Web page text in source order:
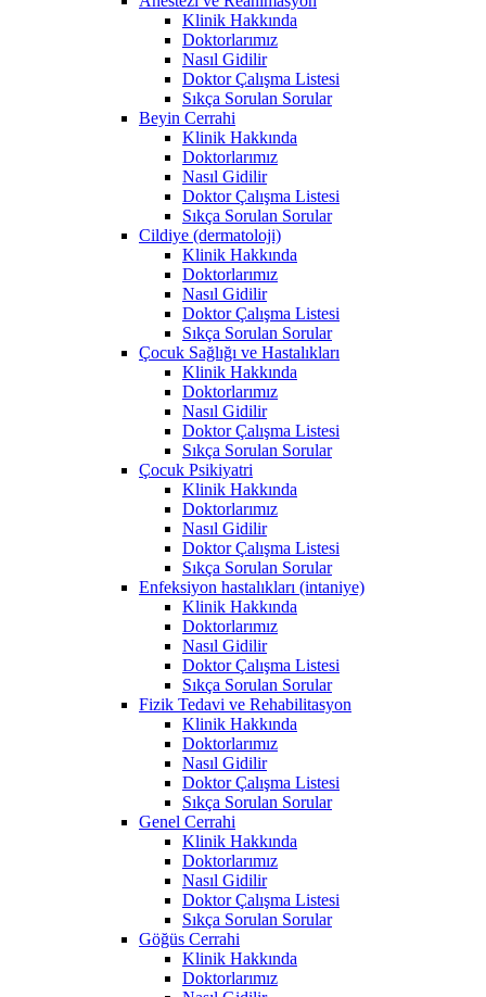
Klinik Hakkında
Doktorlarımız
Nasıl Gidilir
Doktor Çalışma Listesi
Sıkça Sorulan Sorular
Beyin Cerrahi
Klinik Hakkında
Doktorlarımız
Nasıl Gidilir
Doktor Çalışma Listesi
Sıkça Sorulan Sorular
Cildiye (dermatoloji)
Klinik Hakkında
Doktorlarımız
Nasıl Gidilir
Doktor Çalışma Listesi
Sıkça Sorulan Sorular
Çocuk Sağlığı ve Hastalıkları
Klinik Hakkında
Doktorlarımız
Nasıl Gidilir
Doktor Çalışma Listesi
Sıkça Sorulan Sorular
Çocuk Psikiyatri
Klinik Hakkında
Doktorlarımız
Nasıl Gidilir
Doktor Çalışma Listesi
Sıkça Sorulan Sorular
Enfeksiyon hastalıkları (intaniye)
Klinik Hakkında
Doktorlarımız
Nasıl Gidilir
Doktor Çalışma Listesi
Sıkça Sorulan Sorular
Fizik Tedavi ve Rehabilitasyon
Klinik Hakkında
Doktorlarımız
Nasıl Gidilir
Doktor Çalışma Listesi
Sıkça Sorulan Sorular
Genel Cerrahi
Klinik Hakkında
Doktorlarımız
Nasıl Gidilir
Doktor Çalışma Listesi
Sıkça Sorulan Sorular
Göğüs Cerrahi
Klinik Hakkında
Doktorlarımız